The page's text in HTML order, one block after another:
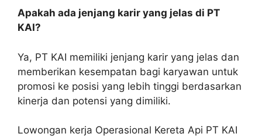
Apakah ada jenjang karir yang jelas di PT
KAI?
Ya, PT KAI memiliki jenjang karir yang jelas dan
memberikan kesempatan bagi karyawan untuk
promosi ke posisi yang lebih tinggi berdasarkan
kinerja dan potensi yang dimiliki.
Lowongan kerja Operasional Kereta Api PT KAI